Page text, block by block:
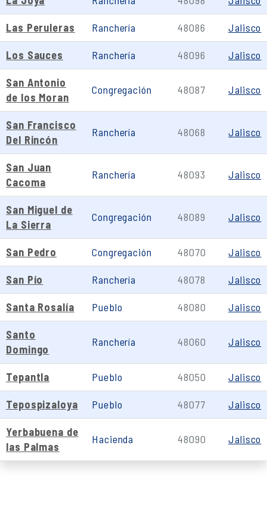
Las Peruleras Ranchería 48086 Jalisco
Los Sauces Ranchería 48096 Jalisco
San Antonio
de los Moran
Congregación 48087 Jalisco
San Francisco
Del Rincón
Ranchería 48068 Jalisco
San Juan
Cacoma
Ranchería 48093 Jalisco
San Miguel de
La Sierra
Congregación 48089 Jalisco
San Pedro Congregación 48070 Jalisco
San Pío Ranchería 48078 Jalisco
Santa Rosalía Pueblo 48080 Jalisco
Santo
Domingo
Ranchería 48060 Jalisco
Tepantla Pueblo 48050 Jalisco
Tepospizaloya Pueblo 48077 Jalisco
Yerbabuena de
las Palmas
Hacienda 48090 Jalisco